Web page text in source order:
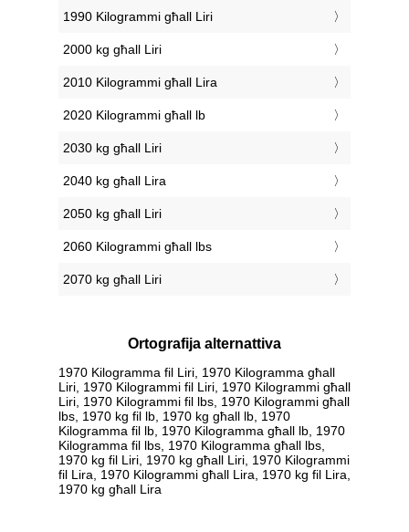
1990 Kilogrammi għall Liri
2000 kg għall Liri
2010 Kilogrammi għall Lira
2020 Kilogrammi għall lb
2030 kg għall Liri
2040 kg għall Lira
2050 kg għall Liri
2060 Kilogrammi għall lbs
2070 kg għall Liri
Ortografija alternattiva
1970 Kilogramma fil Liri, 1970 Kilogramma għall
Liri, 1970 Kilogrammi fil Liri, 1970 Kilogrammi għall
Liri, 1970 Kilogrammi fil lbs, 1970 Kilogrammi għall
lbs, 1970 kg fil lb, 1970 kg għall lb, 1970
Kilogramma fil lb, 1970 Kilogramma għall lb, 1970
Kilogramma fil lbs, 1970 Kilogramma għall lbs,
1970 kg fil Liri, 1970 kg għall Liri, 1970 Kilogrammi
fil Lira, 1970 Kilogrammi għall Lira, 1970 kg fil Lira,
1970 kg għall Lira